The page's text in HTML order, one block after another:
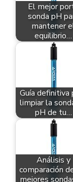
El mejor
sonda pH
mantener
equilibrio…
Guía definitiva
limpiar la
pH de tu…
Análisis y
comparación
mejores